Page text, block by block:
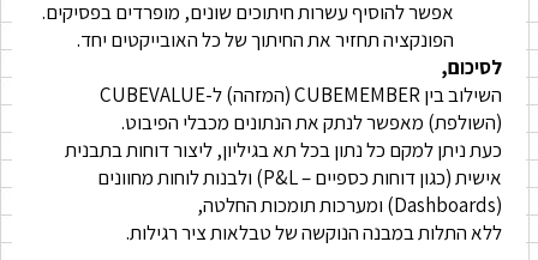
אפשר להוסיף עשרות חיתוכים שונים, מופרדים בפסיקים.
הפונקציה תחזיר את החיתוך של כל האובייקטים יחד.
לסיכום,
השילוב בין CUBEMEMBER (המזהה) ל-CUBEVALUE
(השולפת) מאפשר לנתק את הנתונים מכבלי הפיבוט.
כעת ניתן למקם כל נתון בכל תא בגיליון, ליצור דוחות בתבנית
אישית (כגון דוחות כספיים – P&L) ולבנות לוחות מחוונים
(Dashboards) ומערכות תומכות החלטה,
ללא התלות במבנה הנוקשה של טבלאות ציר רגילות.